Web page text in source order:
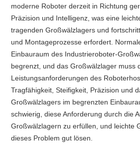
moderne Roboter derzeit in Richtung
Präzision und Intelligenz, was eine
tragenden Großwälzlagers und
und Montageprozesse erfordert.
Einbauraum des Industrieroboter-
begrenzt, und das Großwälzlager muss
Leistungsanforderungen des
Tragfähigkeit, Steifigkeit, Präzision und
Großwälzlagers im begrenzten
schwierig, diese Anforderung durch die
Großwälzlagern zu erfüllen, und leichte
dieses Problem gut lösen.